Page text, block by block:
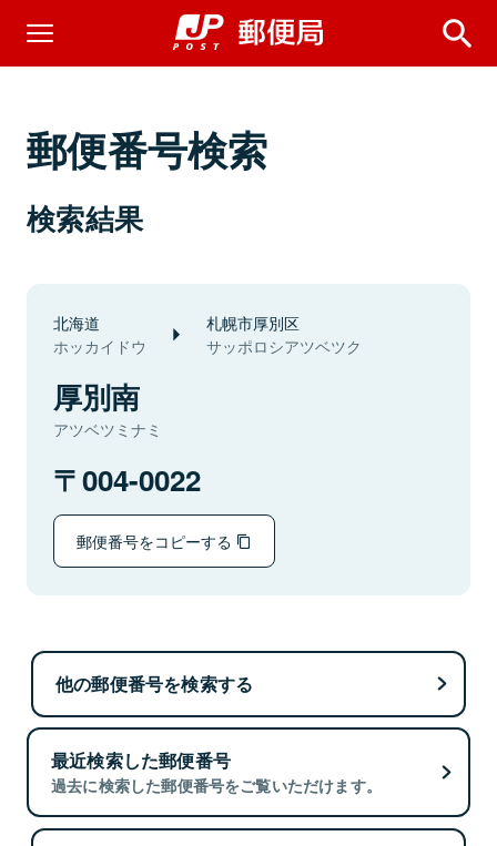
郵便番号検索
検索結果
北海道
ホッカイドウ
札幌市厚別区
サッポロシアツベツク
厚別南
アツベツミナミ
004-0022
郵便番号をコピーする
他の郵便番号を検索する
最近検索した郵便番号
過去に検索した郵便番号をご覧いただけます。